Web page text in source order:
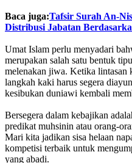
Baca juga:Tafsir Surah An-
Distribusi Jabatan
‎Umat Islam perlu menyadari
merupakan salah satu bentuk
melenakan jiwa. Ketika lintasan
langkah kaki harus segera
kesibukan duniawi kembali
‎Bersegera dalam kebajikan
predikat muhsinin atau orang-
Mari kita jadikan sisa helaan
kompetisi terbaik untuk
yang abadi.